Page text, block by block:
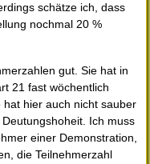
schätze ich, dass
nochmal 20 %
gut. Sie hat in
21 fast wöchentlich
hier auch nicht sauber
Ich muss
einer Demonstration,
die Teilnehmerzahl